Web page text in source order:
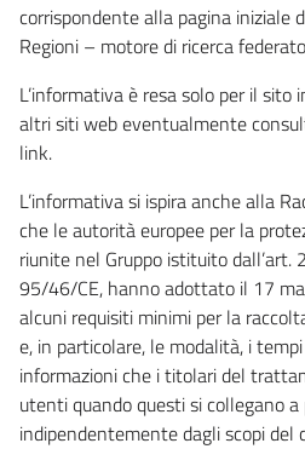
corrispondente alla pagina iniziale
Regioni – motore di ricerca
L’informativa è resa solo per il sito
altri siti web eventualmente
link.
L’informativa si ispira anche alla
che le autorità europee per la
riunite nel Gruppo istituito dall’art.
95/46/CE, hanno adottato il 17
alcuni requisiti minimi per la
e, in particolare, le modalità, i
informazioni che i titolari del
utenti quando questi si collegano a
indipendentemente dagli scopi del